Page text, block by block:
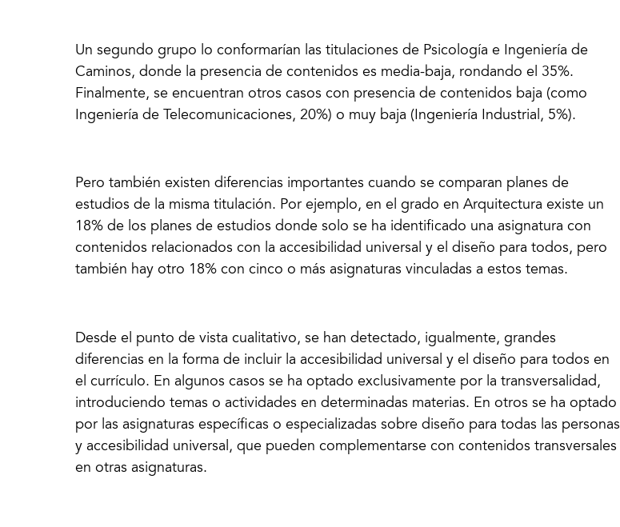
Un segundo grupo lo conformarían las titulaciones de Psicología e Ingeniería de
Caminos, donde la presencia de contenidos es media-baja, rondando el 35%.
Finalmente, se encuentran otros casos con presencia de contenidos baja (como
Ingeniería de Telecomunicaciones, 20%) o muy baja (Ingeniería Industrial, 5%).
Pero también existen diferencias importantes cuando se comparan planes de
estudios de la misma titulación. Por ejemplo, en el grado en Arquitectura existe un
18% de los planes de estudios donde solo se ha identificado una asignatura con
contenidos relacionados con la accesibilidad universal y el diseño para todos, pero
también hay otro 18% con cinco o más asignaturas vinculadas a estos temas.
Desde el punto de vista cualitativo, se han detectado, igualmente, grandes
diferencias en la forma de incluir la accesibilidad universal y el diseño para todos en
el currículo. En algunos casos se ha optado exclusivamente por la transversalidad,
introduciendo temas o actividades en determinadas materias. En otros se ha optado
por las asignaturas específicas o especializadas sobre diseño para todas las personas
y accesibilidad universal, que pueden complementarse con contenidos transversales
en otras asignaturas.